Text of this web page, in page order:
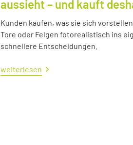
aussieht – und kauft
Kunden kaufen, was sie sich
Tore oder Felgen fotorealistisch ins
schnellere Entscheidungen.
weiterlesen